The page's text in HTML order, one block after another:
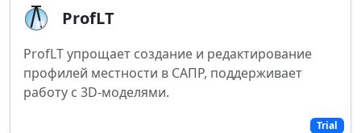
Trial
ProfLT
ProfLT упрощает создание и редактирование
профилей местности в САПР, поддерживает
работу с 3D-моделями.